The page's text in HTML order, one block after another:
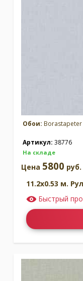
Обои:
Артикул: 38776
На складе
Цена 5800 руб.
11.2x0.53 м.
Быстрый